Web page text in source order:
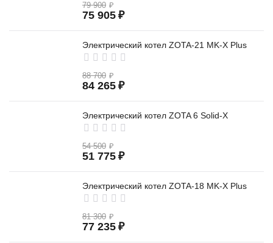
79 900 ₽
75 905 ₽
Электрический котел ZOTA-21 MK-X Plus
88 700 ₽
84 265 ₽
Электрический котел ZOTA 6 Solid-X
54 500 ₽
51 775 ₽
Электрический котел ZOTA-18 MK-X Plus
81 300 ₽
77 235 ₽